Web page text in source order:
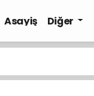
Asayiş Diğer